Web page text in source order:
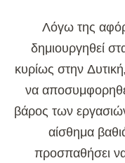
Λόγω της
δημιουργηθεί
κυρίως στην
να
βάρος των
αίσθημα
προσπαθήσει